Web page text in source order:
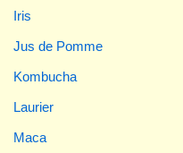
Iris
Jus de Pomme
Kombucha
Laurier
Maca